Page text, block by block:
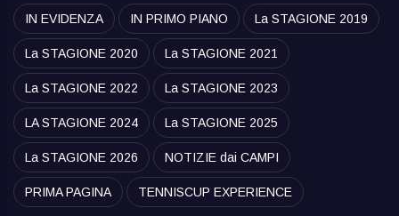
IN EVIDENZA IN PRIMO PIANO La STAGIONE 2019
La STAGIONE 2020 La STAGIONE 2021
La STAGIONE 2022 La STAGIONE 2023
LA STAGIONE 2024 La STAGIONE 2025
La STAGIONE 2026 NOTIZIE dai CAMPI
PRIMA PAGINA TENNISCUP EXPERIENCE